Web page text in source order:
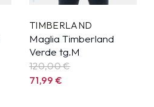
TIMBERLAND
Maglia Timberland
Verde tg.M
120,00 €
71,99€